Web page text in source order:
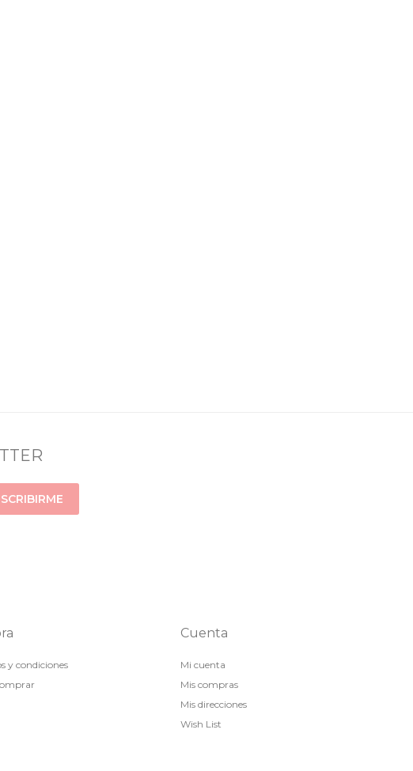
y condiciones
Cuenta
Mi cuenta
Mis compras
Mis direcciones
Wish List